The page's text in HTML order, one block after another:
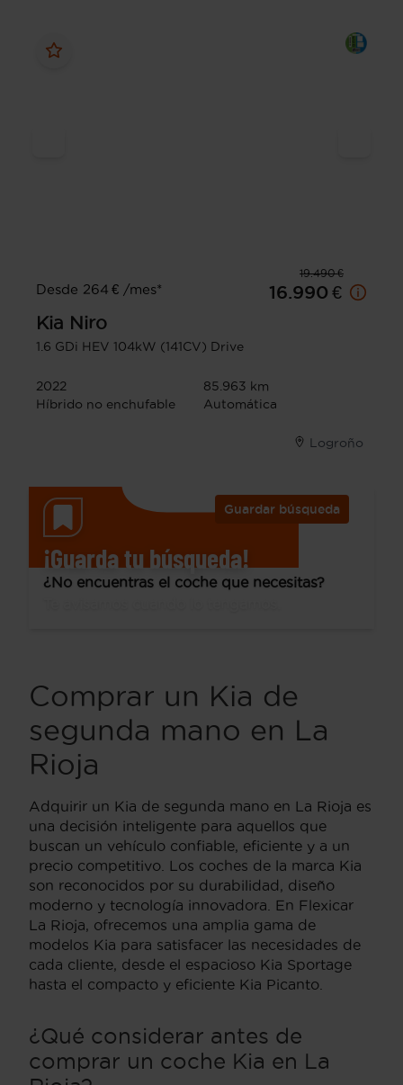
19.490 €
Desde 264 € /mes*
16.990 €
Kia Niro
1.6 GDi HEV 104kW (141CV) Drive
2022
85.963 km
Híbrido no enchufable
Automática
Logroño
Guardar búsqueda
¡Guarda tu búsqueda!
¿No encuentras el coche que necesitas?
Comprar un Kia de
segunda mano en La
Rioja
Adquirir un Kia de segunda mano en La Rioja es
una decisión inteligente para aquellos que
buscan un vehículo confiable, eficiente y a un
precio competitivo. Los coches de la marca Kia
son reconocidos por su durabilidad, diseño
moderno y tecnología innovadora. En Flexicar
La Rioja, ofrecemos una amplia gama de
modelos Kia para satisfacer las necesidades de
cada cliente, desde el espacioso Kia Sportage
hasta el compacto y eficiente Kia Picanto.
¿Qué considerar antes de
comprar un coche Kia en La